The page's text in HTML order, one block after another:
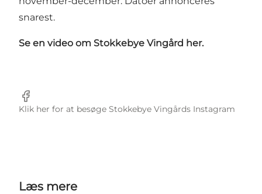
snarest.
Se en video om Stokkebye Vingård her.
Facebook
Klik her for at besøge Stokkebye Vingårds Instagram
Læs mere